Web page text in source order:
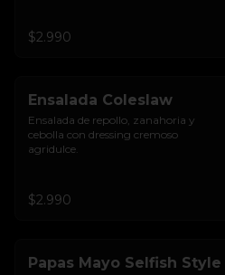
$2.990
Ensalada Coleslaw
Ensalada de repollo, zanahoria y
cebolla con dressing cremoso
agridulce.
$2.990
Papas Mayo Selfish Style